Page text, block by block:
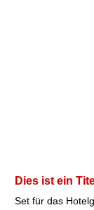
Dies ist ein
Set für das